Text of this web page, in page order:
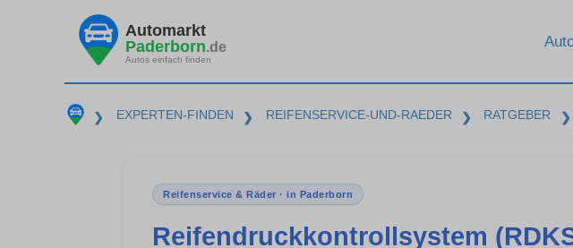
Automarkt
Paderborn.de
Autos einfach finden
❯ EXPERTEN-FINDEN ❯ REIFENSERVICE-UND-RAEDER ❯ RATGEBER ❯
Reifenservice & Räder · in Paderborn
Reifendruckkontrollsystem